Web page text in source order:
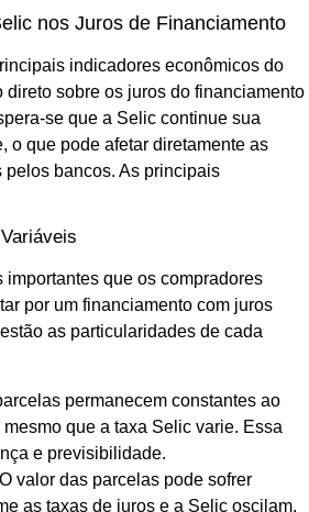
nos Juros de Financiamento
indicadores econômicos do
direto sobre os juros do financiamento
se que a Selic continue sua
o que pode afetar diretamente as
pelos bancos. As principais
importantes que os compradores
por um financiamento com juros
as particularidades de cada
permanecem constantes ao
mesmo que a taxa Selic varie. Essa
e previsibilidade.
O valor das parcelas pode sofrer
as taxas de juros e a Selic oscilam.